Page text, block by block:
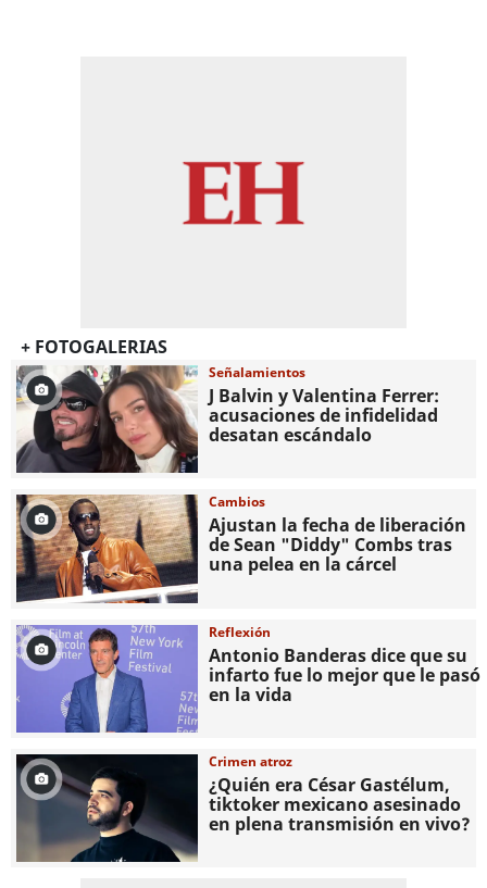
+ FOTOGALERIAS
Señalamientos
J Balvin y Valentina Ferrer:
acusaciones de infidelidad
desatan escándalo
Cambios
Ajustan la fecha de liberación
de Sean "Diddy" Combs tras
una pelea en la cárcel
Reflexión
Antonio Banderas dice que su
infarto fue lo mejor que le pasó
en la vida
Crimen atroz
¿Quién era César Gastélum,
tiktoker mexicano asesinado
en plena transmisión en vivo?